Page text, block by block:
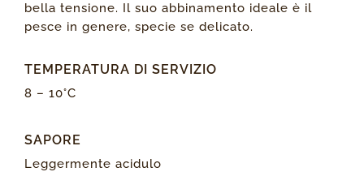
bella tensione. Il suo abbinamento ideale è il
pesce in genere, specie se delicato.
TEMPERATURA DI SERVIZIO
8 – 10°C
SAPORE
Leggermente acidulo